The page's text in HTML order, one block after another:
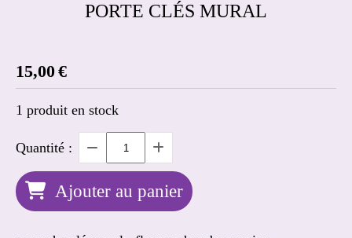
PORTE CLÉS MURAL
15,00€
1 produit en stock
Quantité :
Ajouter au panier